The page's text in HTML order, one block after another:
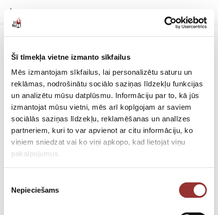
Šī tīmekļa vietne izmanto sīkfailus
Mēs izmantojam sīkfailus, lai personalizētu saturu un
reklāmas, nodrošinātu sociālo saziņas līdzekļu funkcijas
un analizētu mūsu datplūsmu. Informāciju par to, kā jūs
izmantojat mūsu vietni, mēs arī kopīgojam ar saviem
sociālās saziņas līdzekļu, reklamēšanas un analīzes
partneriem, kuri to var apvienot ar citu informāciju, ko
viņiem sniedzat vai ko viņi apkopo, kad lietojat viņu
pakalpojumus.
izvēle
Nepieciešams